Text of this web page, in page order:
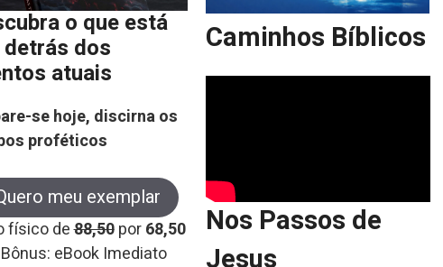
o que está
dos
atuais
se hoje, discirna os
proféticos
meu exemplar
físico de88,50 por68,50
Bônus: eBook Imediato
Caminhos Bíblicos
Nos Passos de